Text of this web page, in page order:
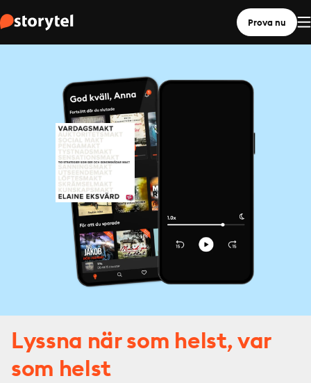
Prova nu
Lyssna när som helst, var
som helst